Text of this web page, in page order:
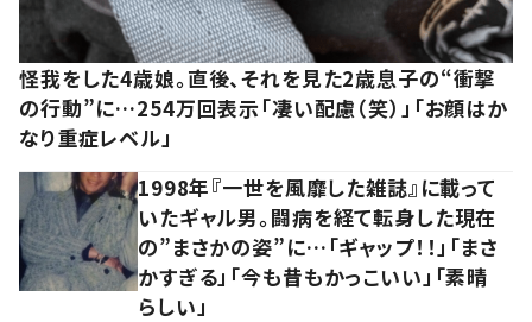
怪我をした4歳娘。直後、それを見た2歳息子の“衝撃
の行動”に…254万回表示「凄い配慮（笑）」「お顔はか
なり重症レベル」
1998年『一世を風靡した雑誌』に載って
いたギャル男。闘病を経て転身した現在
の”まさかの姿”に…「ギャップ！！」「まさ
かすぎる」「今も昔もかっこいい」「素晴
らしい」